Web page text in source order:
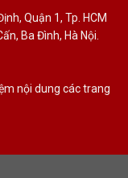
Quận 1, Tp. HCM
Ba Đình, Hà Nội.
nội dung các trang